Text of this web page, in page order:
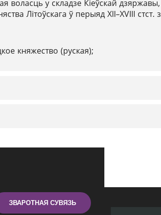
воласць у складзе Кіеўскай дзяржавы,
Літоўскага ў перыяд XII–XVIII стст. з
княжество (руская);
ЗВАРОТНАЯ СУВЯЗЬ